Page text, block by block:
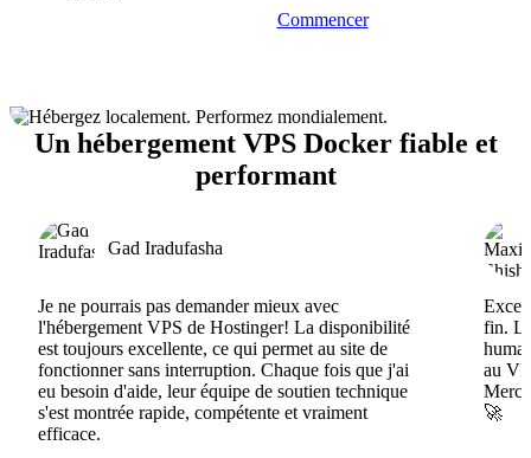
Commencer
Un hébergement VPS Docker fiable et
performant
Gad Iradufasha
Je ne pourrais pas demander mieux avec
l'hébergement VPS de Hostinger! La disponibilité
est toujours excellente, ce qui permet au site de
fonctionner sans interruption. Chaque fois que j'ai
eu besoin d'aide, leur équipe de soutien technique
s'est montrée rapide, compétente et vraiment
efficace.
fin.
au
Merci
🚀